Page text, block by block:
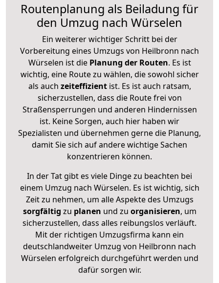
Routenplanung als Beiladung für
den Umzug nach Würselen
Ein weiterer wichtiger Schritt bei der
Vorbereitung eines Umzugs von Heilbronn nach
Würselen ist diePlanung der Routen. Es ist
wichtig, eine Route zu wählen, die sowohl sicher
als auch zeiteffizientist. Es ist auch ratsam,
sicherzustellen, dass die Route frei von
Straßensperrungen und anderen Hindernissen
ist. Keine Sorgen, auch hier haben wir
Spezialisten und übernehmen gerne die Planung,
damit Sie sich auf andere wichtige Sachen
konzentrieren können.
In der Tat gibt es viele Dinge zu beachten bei
einem Umzug nach Würselen. Es ist wichtig, sich
Zeit zu nehmen, um alle Aspekte des Umzugs
sorgfältig zu planen und zu organisieren, um
sicherzustellen, dass alles reibungslos verläuft.
Mit der richtigen Umzugsfirma kann ein
deutschlandweiter Umzug von Heilbronn nach
Würselen erfolgreich durchgeführt werden und
dafür sorgen wir.